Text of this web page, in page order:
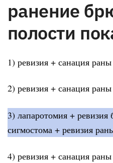
ранение
полости
1) ревизия + санация
2) ревизия + санация
3) лапаротомия +
сигмостома + ревизия
4) ревизия + санация раны